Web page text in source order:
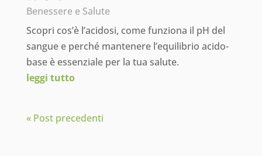
Benessere e Salute
Scopri cos’è l’acidosi, come funziona il pH del
sangue e perché mantenere l’equilibrio acido-
base è essenziale per la tua salute.
leggi tutto
« Post precedenti